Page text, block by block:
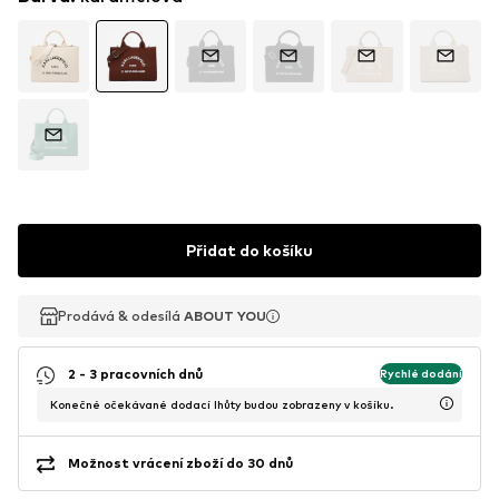
Přidat do košíku
Prodává & odesílá ABOUT YOU
Prodává & odesílá ABOUT YOU
2 - 3 pracovních dnů Rychlé dodání
Konečné očekávané dodací lhůty budou zobrazeny v košíku.
Možnost vrácení zboží do 30 dnů